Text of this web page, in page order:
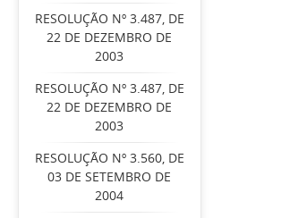
RESOLUÇÃO Nº 3.487, DE
22 DE DEZEMBRO DE
2003
RESOLUÇÃO Nº 3.487, DE
22 DE DEZEMBRO DE
2003
RESOLUÇÃO Nº 3.560, DE
03 DE SETEMBRO DE
2004